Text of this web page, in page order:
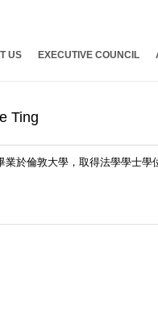
US EXECUTIVE COUNCIL
Ting
業於倫敦大學，取得法學學士